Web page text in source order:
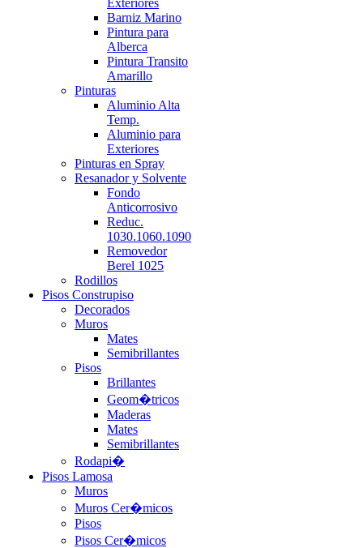
Exteriores
Barniz Marino
Pintura para
Alberca
Pintura Transito
Amarillo
Pinturas
Aluminio Alta
Temp.
Aluminio para
Exteriores
Pinturas en Spray
Resanador y Solvente
Fondo
Anticorrosivo
Reduc.
1030.1060.1090
Removedor
Berel 1025
Rodillos
Pisos Construpiso
Decorados
Muros
Mates
Semibrillantes
Pisos
Brillantes
Geom�tricos
Maderas
Mates
Semibrillantes
Rodapi�
Pisos Lamosa
Muros
Muros Cer�micos
Pisos
Pisos Cer�micos